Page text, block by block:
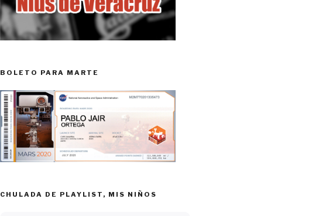
BOLETO PARA MARTE
CHULADA DE PLAYLIST, MIS NIÑOS